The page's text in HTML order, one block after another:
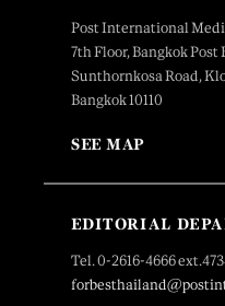
Post International
7th Floor, Bangkok Post
Sunthornkosa Road,
Bangkok 10110
SEE MAP
EDITORIAL
Tel. 0-2616-4666